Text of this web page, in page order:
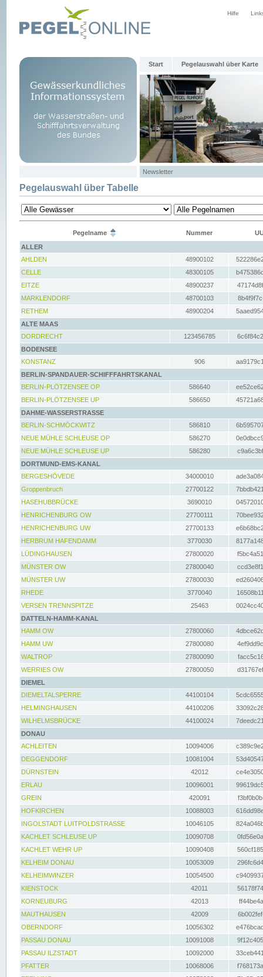
Hilfe
Start Pegelauswahl über Karte
Newsletter
Pegelauswahl über Tabelle
Pegelname Nummer
ALLER
AHLDEN
48900102
CELLE
48300105
EITZE
48900237
MARKLENDORF
48700103
RETHEM
48900204
ALTE MAAS
DORDRECHT
123456785
BODENSEE
KONSTANZ
906
BERLIN-SPANDAUER-SCHIFFFAHRTSKANAL
BERLIN-PLÖTZENSEE OP
586640
BERLIN-PLÖTZENSEE UP
586650
DAHME-WASSERSTRASSE
BERLIN-SCHMÖCKWITZ
586810
NEUE MÜHLE SCHLEUSE OP
586270
NEUE MÜHLE SCHLEUSE UP
586280
DORTMUND-EMS-KANAL
BERGESHÖVEDE
34000010
Groppenbruch
27700122
HASEHUBBRÜCKE
3690010
HENRICHENBURG OW
27700111
HENRICHENBURG UW
27700133
HERBRUM HAFENDAMM
3770030
LÜDINGHAUSEN
27800020
MÜNSTER OW
27800040
MÜNSTER UW
27800030
RHEDE
3770040
VERSEN TRENNSPITZE
25463
DATTELN-HAMM-KANAL
HAMM OW
27800060
HAMM UW
27800080
WALTROP
27800090
WERRIES OW
27800050
DIEMEL
DIEMELTALSPERRE
44100104
HELMINGHAUSEN
44100206
WILHELMSBRÜCKE
44100024
DONAU
ACHLEITEN
10094006
DEGGENDORF
10081004
DÜRNSTEIN
42012
ERLAU
10096001
GREIN
420091
HOFKIRCHEN
10088003
INGOLSTADT LUITPOLDSTRASSE
10046105
KACHLET SCHLEUSE UP
10090708
KACHLET WEHR UP
10090408
KELHEIM DONAU
10053009
KELHEIMWINZER
10054500
KIENSTOCK
42011
KORNEUBURG
42013
MAUTHAUSEN
42009
OBERNDORF
10056302
PASSAU DONAU
10091008
PASSAU ILZSTADT
10092000
PFATTER
10068006